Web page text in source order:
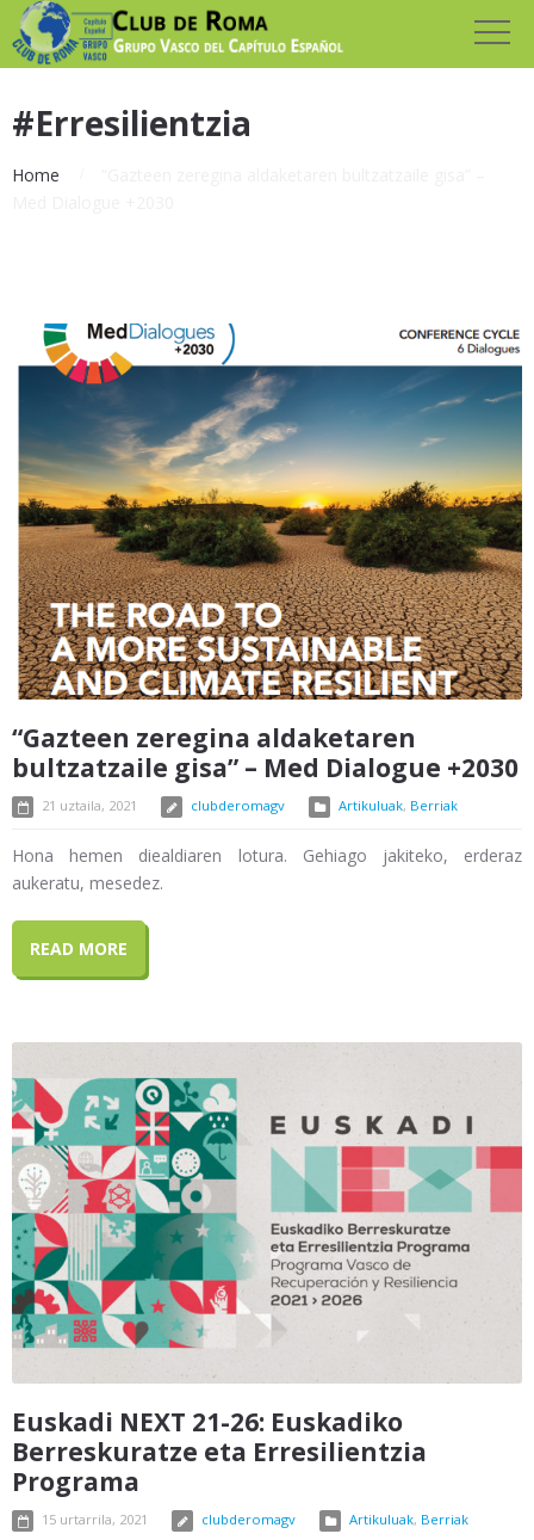
#Erresilientzia
Home
“Gazteen zeregina aldaketaren
bultzatzaile gisa” – Med Dialogue +2030
21 uztaila, 2021 clubderomagv Artikuluak, Berriak
Hona hemen diealdiaren lotura. Gehiago jakiteko, erderaz
aukeratu, mesedez.
READ MORE
Euskadi NEXT 21-26: Euskadiko
Berreskuratze eta Erresilientzia
Programa
15 urtarrila, 2021 clubderomagv Artikuluak, Berriak